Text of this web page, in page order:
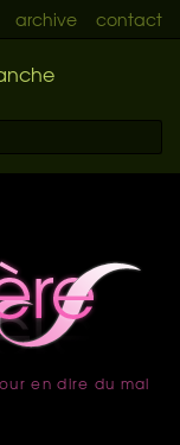
archive contact
en dire du mal